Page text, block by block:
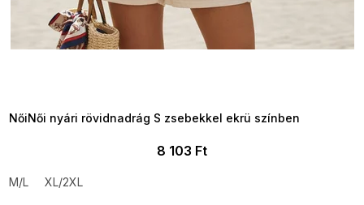
NőiNői nyári rövidnadrág S zsebekkel ekrü színben
8 103 Ft
M/L XL/2XL